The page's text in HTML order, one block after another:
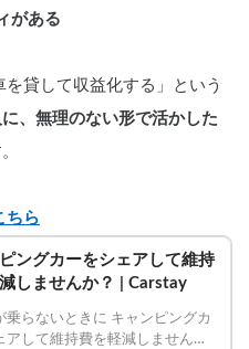
がある
貸して収益化する」という
、無理のない形で活かした
ちら
ングカーをシェアして維持
しませんか？ | Carstay
乗らないときに キャンピングカ
アして維持費を軽減しません